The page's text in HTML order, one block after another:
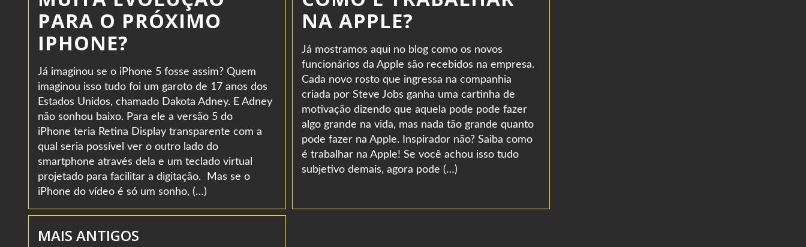
PARA O PRÓXIMO
IPHONE?
Já imaginou se o iPhone 5 fosse assim? Quem
imaginou isso tudo foi um garoto de 17 anos dos
Estados Unidos, chamado Dakota Adney. E Adney
não sonhou baixo. Para ele a versão 5 do
iPhone teria Retina Display transparente com a
qual seria possível ver o outro lado do
smartphone através dela e um teclado virtual
projetado para facilitar a digitação. Mas se o
iPhone do vídeo é só um sonho, (…)
NA APPLE?
Já mostramos aqui no blog como os novos
funcionários da Apple são recebidos na empresa.
Cada novo rosto que ingressa na companhia
criada por Steve Jobs ganha uma cartinha de
motivação dizendo que aquela pode pode fazer
algo grande na vida, mas nada tão grande quanto
pode fazer na Apple. Inspirador não? Saiba como
é trabalhar na Apple! Se você achou isso tudo
subjetivo demais, agora pode (…)
MAIS ANTIGOS